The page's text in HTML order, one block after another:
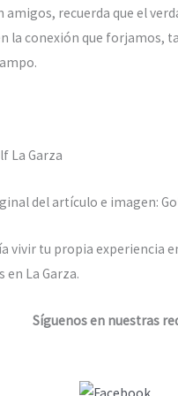
amigos, recuerda que el
la conexión que forjamos,
La Garza
del artículo e imagen:
vivir tu propia experiencia
en La Garza.
Síguenos en nuestras